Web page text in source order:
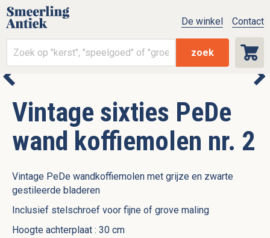
zoek
De winkel Contact
Vintage sixties PeDe
wand koffiemolen nr. 2
Vintage PeDe wandkoffiemolen met grijze en zwarte
gestileerde bladeren
Inclusief stelschroef voor fijne of grove maling
Hoogte achterplaat : 30 cm